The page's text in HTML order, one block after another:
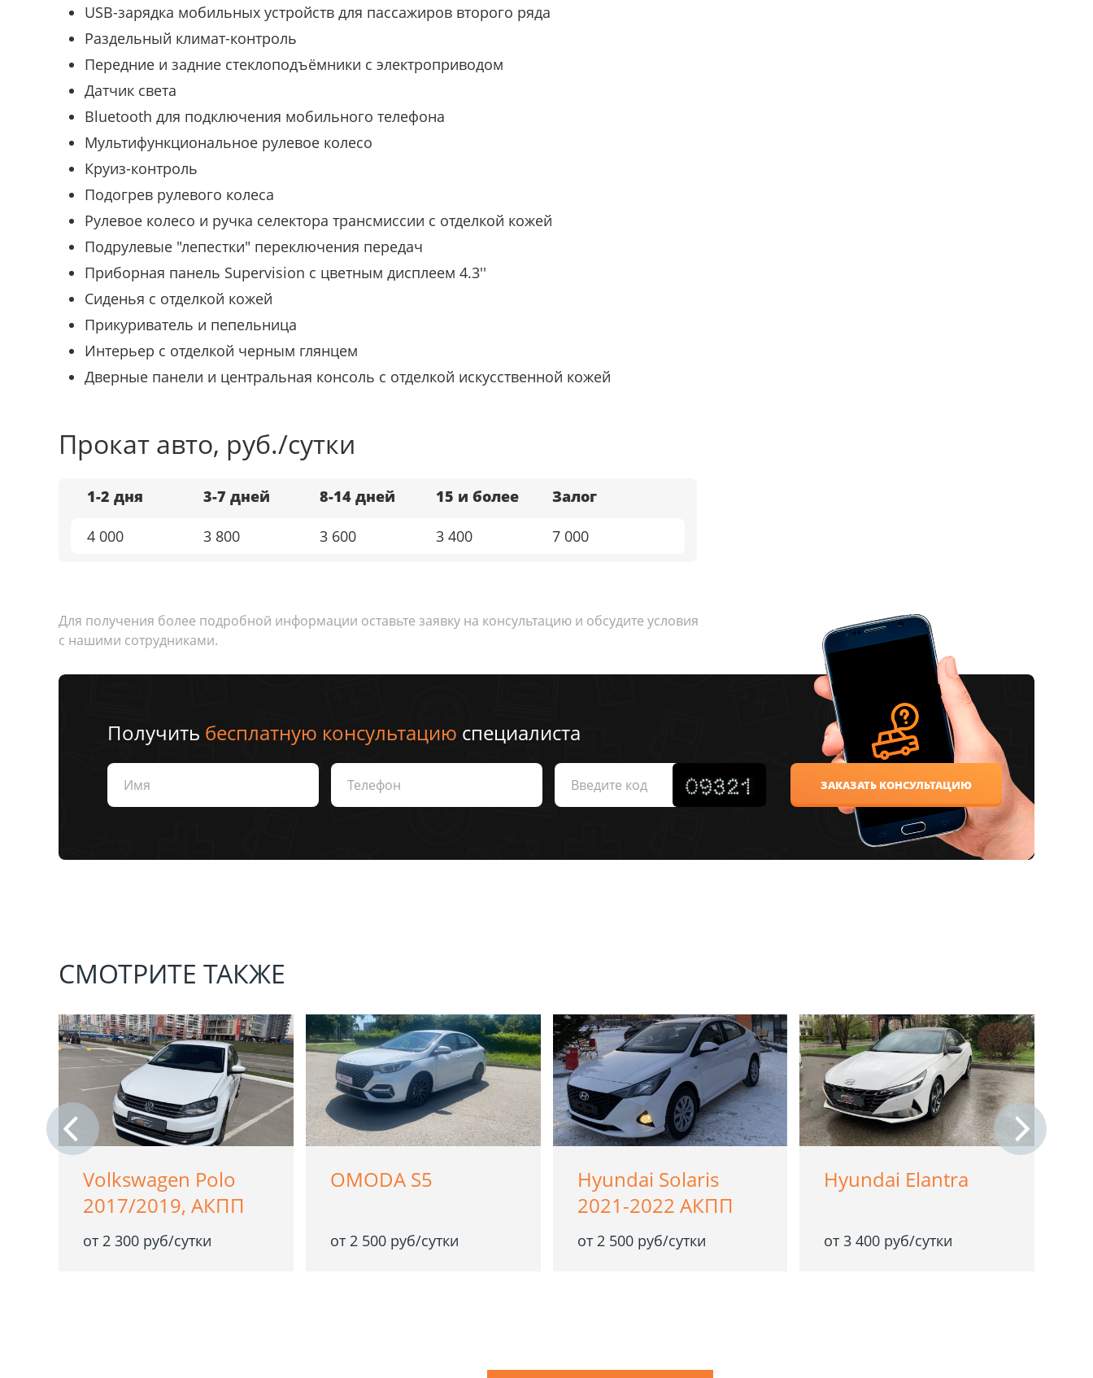
USB-зарядка мобильных устройств для пассажиров второго ряда
Раздельный климат-контроль
Передние и задние стеклоподъёмники с электроприводом
Датчик света
Bluetooth для подключения мобильного телефона
Мультифункциональное рулевое колесо
Круиз-контроль
Подогрев рулевого колеса
Рулевое колесо и ручка селектора трансмиссии с отделкой кожей
Подрулевые "лепестки" переключения передач
Приборная панель Supervision c цветным дисплеем 4.3''
Сиденья с отделкой кожей
Прикуриватель и пепельница
Интерьер с отделкой черным глянцем
Дверные панели и центральная консоль с отделкой искусственной кожей
Прокат авто, руб./сутки
1-2 дня 3-7 дней 8-14 дней 15 и более Залог
4 000 3 800 3 600 3 400 7 000
Для получения более подробной информации оставьте заявку на консультацию и обсудите условия
с нашими сотрудниками.
Получить бесплатную консультацию специалиста
СМОТРИТЕ ТАКЖЕ
Volkswagen Polo
2017/2019, АКПП
от 2 300 руб/сутки
OMODA S5
от 2 500 руб/сутки
Hyundai Solaris
2021-2022 АКПП
от 2 500 руб/сутки
Hyundai Elantra
от 3 400 руб/сутки